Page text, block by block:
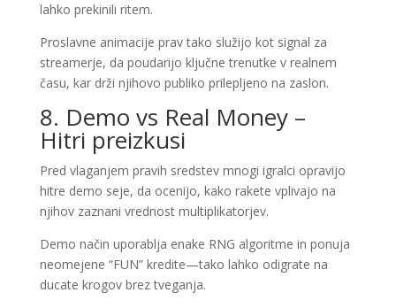
lahko prekinili ritem.
Proslavne animacije prav tako služijo kot signal za
streamerje, da poudarijo ključne trenutke v realnem
času, kar drži njihovo publiko prilepljeno na zaslon.
8. Demo vs Real Money –
Hitri preizkusi
Pred vlaganjem pravih sredstev mnogi igralci opravijo
hitre demo seje, da ocenijo, kako rakete vplivajo na
njihov zaznani vrednost multiplikatorjev.
Demo način uporablja enake RNG algoritme in ponuja
neomejene “FUN” kredite—tako lahko odigrate na
ducate krogov brez tveganja.